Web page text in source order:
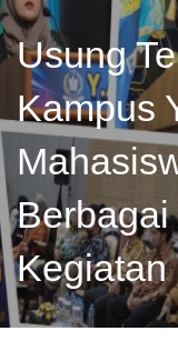
Usung
Kampus
Kegiatan